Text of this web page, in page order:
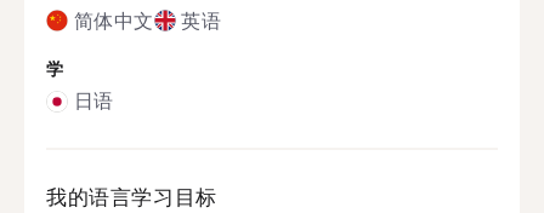
简体中文 英语
学
日语
我的语言学习目标